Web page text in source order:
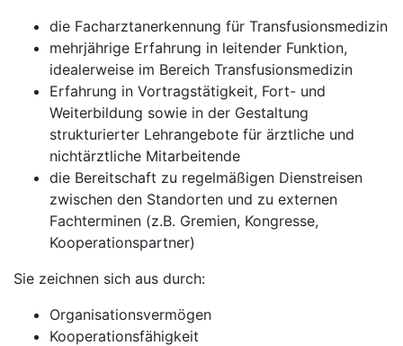
die Facharztanerkennung für Transfusionsmedizin
mehrjährige Erfahrung in leitender Funktion,
idealerweise im Bereich Transfusionsmedizin
Erfahrung in Vortragstätigkeit, Fort- und
Weiterbildung sowie in der Gestaltung
strukturierter Lehrangebote für ärztliche und
nichtärztliche Mitarbeitende
die Bereitschaft zu regelmäßigen Dienstreisen
zwischen den Standorten und zu externen
Fachterminen (z.B. Gremien, Kongresse,
Kooperationspartner)
Sie zeichnen sich aus durch:
Organisationsvermögen
Kooperationsfähigkeit